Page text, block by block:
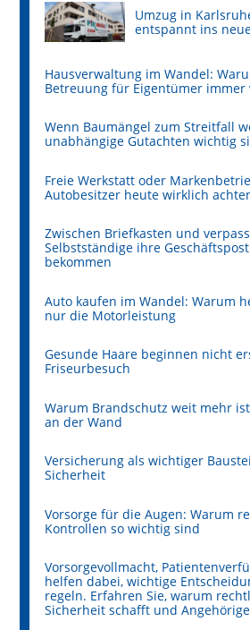
Umzug in
entspannt ins
Hausverwaltung im Wandel:
Betreuung für Eigentümer
Wenn Baumängel zum Streitfall
unabhängige Gutachten wichtig
Freie Werkstatt oder
Autobesitzer heute wirklich
Zwischen Briefkasten und
Selbstständige ihre
bekommen
Auto kaufen im Wandel: Warum
nur die Motorleistung
Gesunde Haare beginnen nicht
Friseurbesuch
Warum Brandschutz weit mehr
an der Wand
Versicherung als wichtiger
Sicherheit
Vorsorge für die Augen: Warum
Kontrollen so wichtig sind
Vorsorgevollmacht,
helfen dabei, wichtige
regeln. Erfahren Sie, warum
Sicherheit schafft und